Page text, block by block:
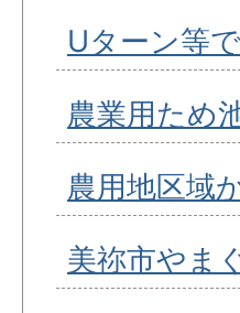
Uターン等
農業用ため
農用地区域
美祢市やま